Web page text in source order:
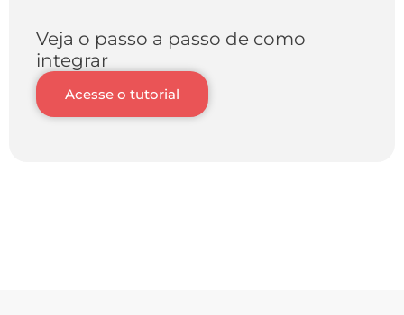
Veja o passo a passo de como
integrar
Acesse o tutorial